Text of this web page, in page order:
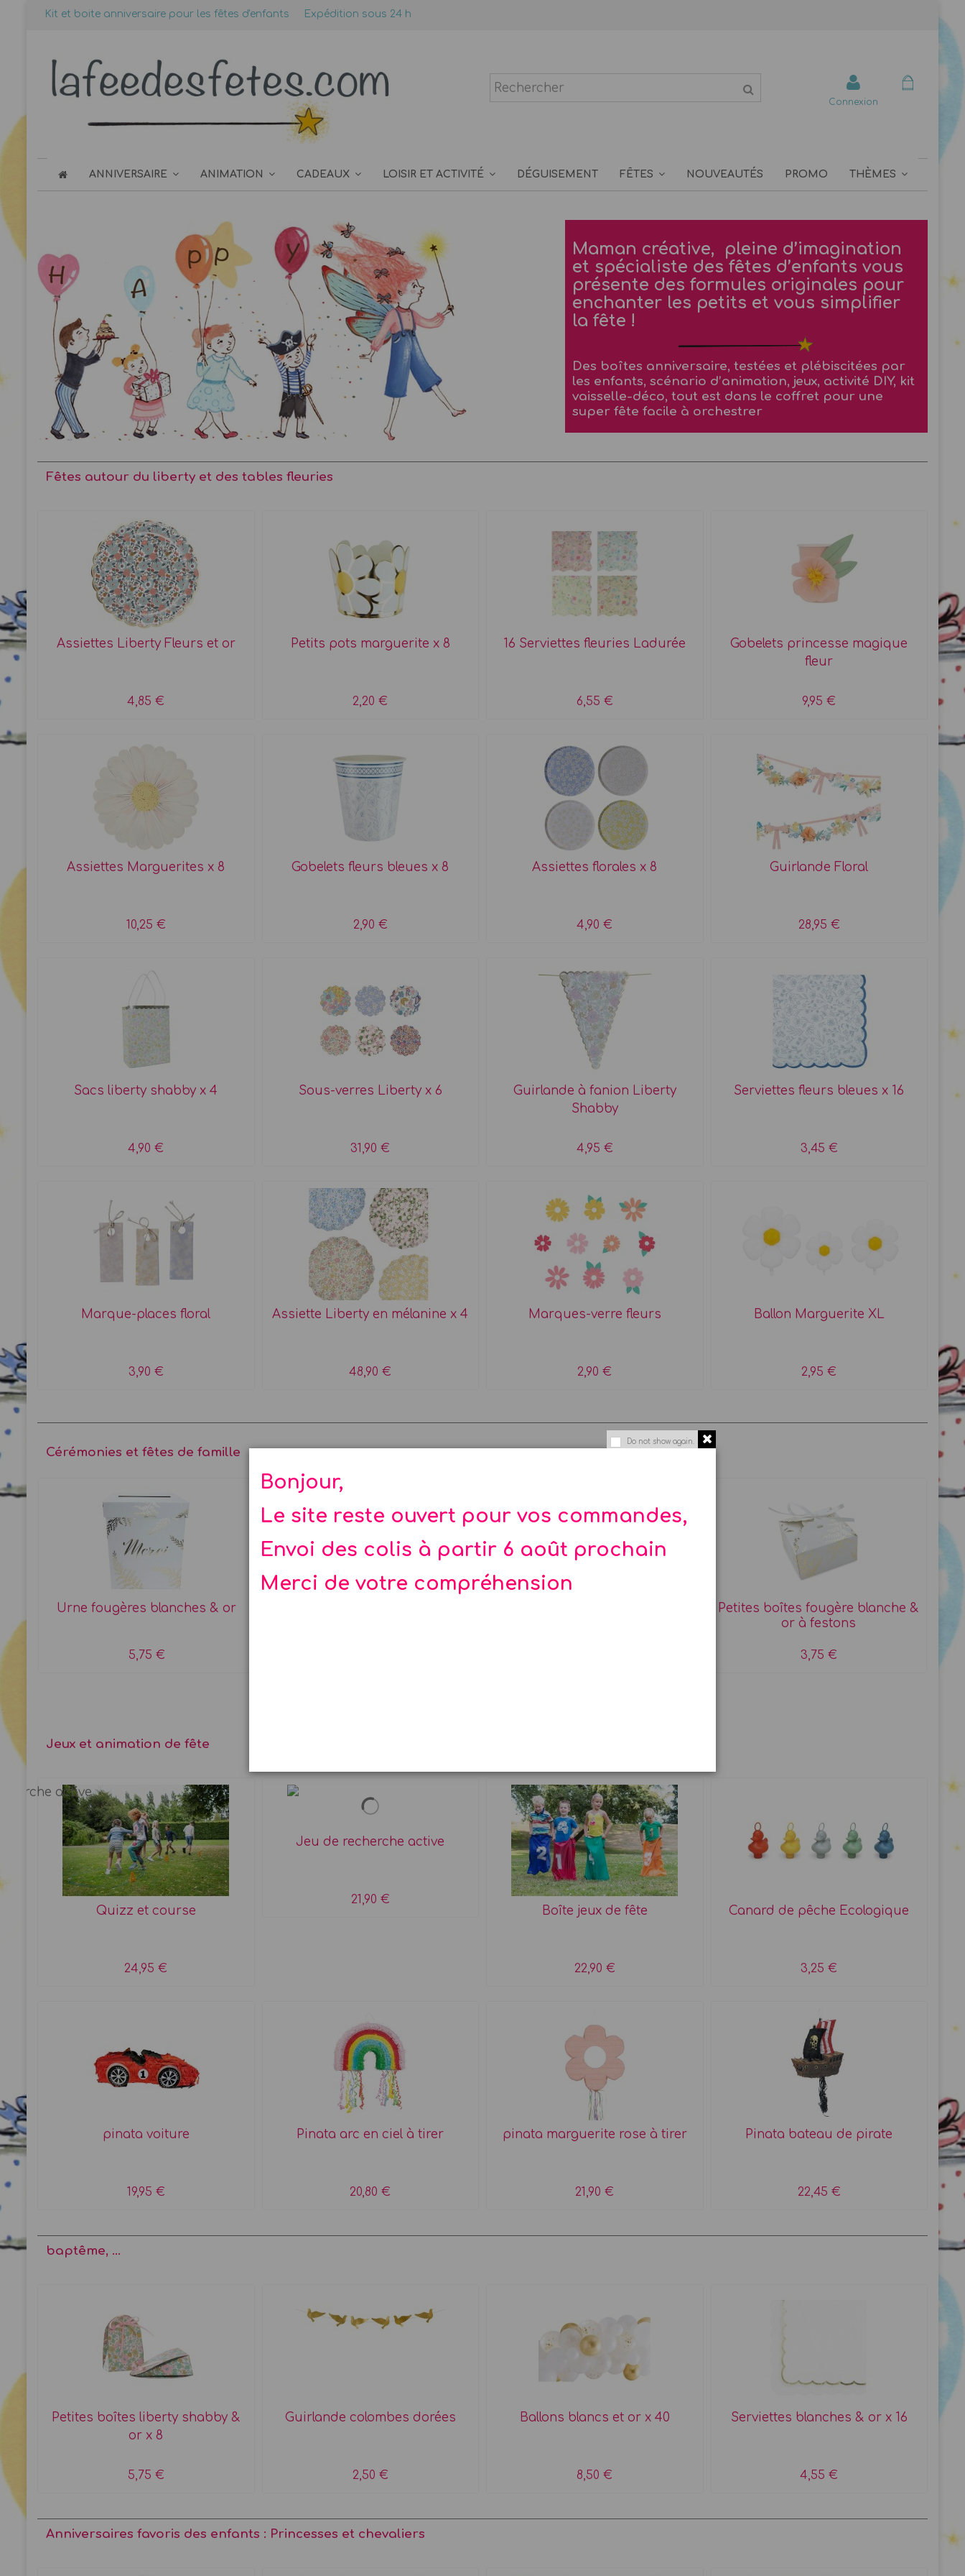
Do not show again.
Bonjour,
Le site reste ouvert pour vos commandes,
Envoi des colis à partir 6 août prochain
Merci de votre compréhension
Kit et boite anniversaire pour les fêtes d'enfants Expédition sous 24 h
Connexion
ANNIVERSAIRE ANIMATION CADEAUX LOISIR ET ACTIVITÉ DÉGUISEMENT FÊTES NOUVEAUTÉS PROMO THÈMES
Maman créative, pleine d’imagination
et spécialiste des fêtes d’enfants vous
présente des formules originales pour
enchanter les petits et vous simplifier
la fête !
Des boîtes anniversaire, testées et plébiscitées par
les enfants, scénario d’animation, jeux, activité DIY, kit
vaisselle-déco, tout est dans le coffret pour une
super fête facile à orchestrer
Fêtes autour du liberty et des tables fleuries
Assiettes Liberty Fleurs et or
4,85 €
Petits pots marguerite x 8
2,20 €
16 Serviettes fleuries Ladurée
6,55 €
Gobelets princesse magique
fleur
9,95 €
Assiettes Marguerites x 8
10,25 €
Gobelets fleurs bleues x 8
2,90 €
Assiettes florales x 8
4,90 €
Guirlande Floral
28,95 €
Sacs liberty shabby x 4
4,90 €
Sous-verres Liberty x 6
31,90 €
Guirlande à fanion Liberty
Shabby
4,95 €
Serviettes fleurs bleues x 16
3,45 €
Marque-places floral
3,90 €
Assiette Liberty en mélanine x 4
48,90 €
Marques-verre fleurs
2,90 €
Ballon Marguerite XL
2,95 €
Cérémonies et fêtes de famille
Urne fougères blanches & or
5,75 €
Petites boîtes fougère blanche &
or à festons
3,75 €
Jeux et animation de fête
Quizz et course
24,95 €
Jeu de recherche active
21,90 €
Boîte jeux de fête
22,90 €
Canard de pêche Ecologique
3,25 €
pinata voiture
19,95 €
Pinata arc en ciel à tirer
20,80 €
pinata marguerite rose à tirer
21,90 €
Pinata bateau de pirate
22,45 €
baptême, ...
Petites boîtes liberty shabby &
or x 8
5,75 €
Guirlande colombes dorées
2,50 €
Ballons blancs et or x 40
8,50 €
Serviettes blanches & or x 16
4,55 €
Anniversaires favoris des enfants : Princesses et chevaliers